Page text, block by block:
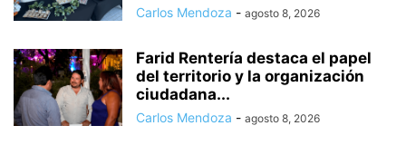
Carlos Mendoza - agosto 8, 2026
Farid Rentería destaca el papel
del territorio y la organización
ciudadana...
Carlos Mendoza - agosto 8, 2026